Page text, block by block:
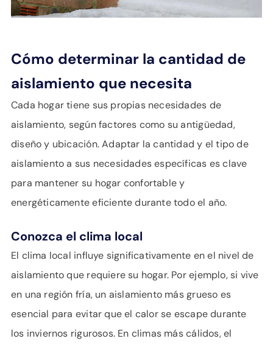
Cómo determinar la cantidad de
aislamiento que necesita
Cada hogar tiene sus propias necesidades de
aislamiento, según factores como su antigüedad,
diseño y ubicación. Adaptar la cantidad y el tipo de
aislamiento a sus necesidades específicas es clave
para mantener su hogar confortable y
energéticamente eficiente durante todo el año.
Conozca el clima local
El clima local influye significativamente en el nivel de
aislamiento que requiere su hogar. Por ejemplo, si vive
en una región fría, un aislamiento más grueso es
esencial para evitar que el calor se escape durante
los inviernos rigurosos. En climas más cálidos, el